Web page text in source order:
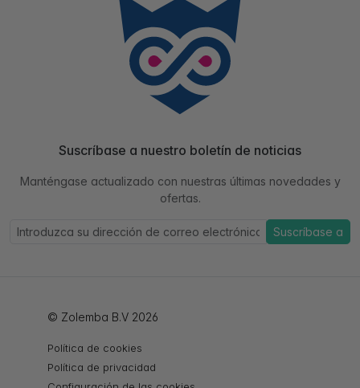
Suscríbase a nuestro boletín de noticias
Manténgase actualizado con nuestras últimas novedades y
ofertas.
Suscríbase a
© Zolemba B.V 2026
Política de cookies
Política de privacidad